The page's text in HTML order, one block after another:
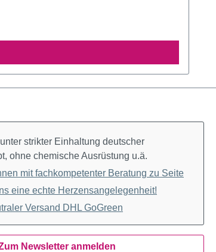
strikter Einhaltung deutscher
ohne chemische Ausrüstung u.ä.
mit fachkompetenter Beratung zu Seite
eine echte Herzensangelegenheit!
Versand DHL GoGreen
Newsletter anmelden